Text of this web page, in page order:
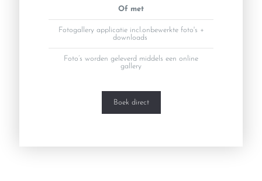
Of met
Fotogallery applicatie incl.onbewerkte foto's +
downloads
Foto’s worden geleverd middels een online
gallery
Boek direct